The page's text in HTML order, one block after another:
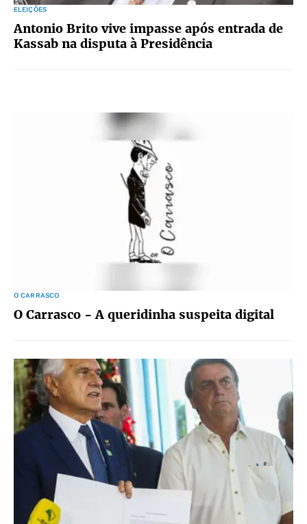
ELEIÇÕES
Antonio Brito vive impasse após entrada de
Kassab na disputa à Presidência
O CARRASCO
O Carrasco - A queridinha suspeita digital